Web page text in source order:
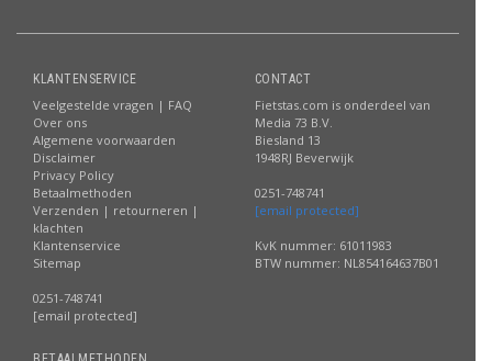
KLANTENSERVICE
Veelgestelde vragen | FAQ
Over ons
Algemene voorwaarden
Disclaimer
Privacy Policy
Betaalmethoden
Verzenden | retourneren |
klachten
Klantenservice
Sitemap
0251-748741
[email protected]
CONTACT
Fietstas.com is onderdeel van
Media 73 B.V.
Biesland 13
1948RJ Beverwijk
0251-748741
[email protected]
KvK nummer: 61011983
BTW nummer: NL854164637B01